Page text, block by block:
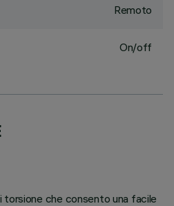
Remoto
On/off
che consento una facile